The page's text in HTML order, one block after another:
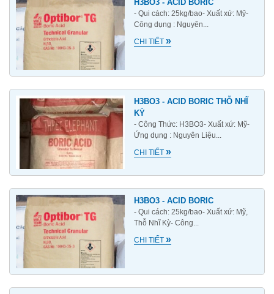
H3BO3 - ACID BORIC
- Qui cách: 25kg/bao- Xuất xứ: Mỹ-
Công dụng : Nguyên...
CHI TIẾT»
H3BO3 - ACID BORIC THỖ NHĨ
KỲ
- Công Thức: H3BO3- Xuất xứ: Mỹ-
Ứng dụng : Nguyên Liệu...
CHI TIẾT»
H3BO3 - ACID BORIC
- Qui cách: 25kg/bao- Xuất xứ: Mỹ,
Thỗ Nhĩ Kỳ- Công...
CHI TIẾT»